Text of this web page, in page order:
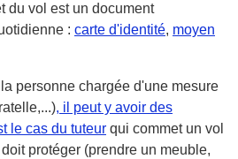
du vol est un document
: carte d'identité, moyen
personne chargée d'une mesure
, il peut y avoir des
le cas du tuteur qui commet un vol
protéger (prendre un meuble,